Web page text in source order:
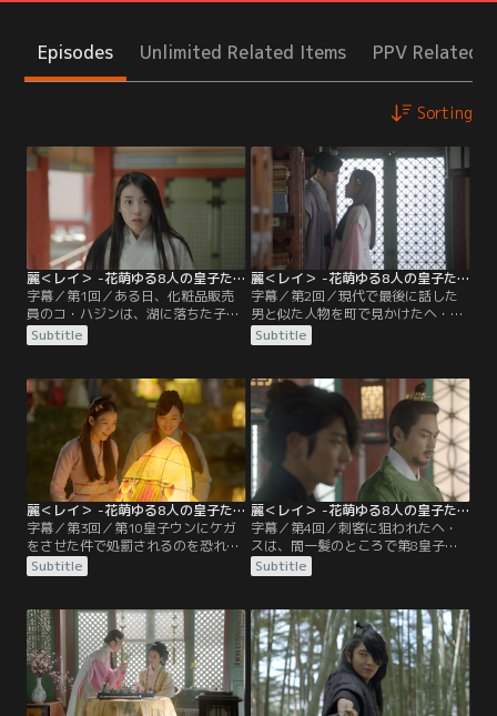
Episodes Unlimited Related Items PPV Related
Sorting
麗＜レイ＞ -花萌ゆる8人の皇子たち- 第01話／字幕
字幕／第1回／ある日、化粧品販売
員のコ・ハジンは、湖に落ちた子供
を助けようとして溺れてしまう。目
を覚ますと、なんとそこは高麗時代
体に乗り移り、高麗皇室の第8皇子
ワン・ウクの屋敷で生活を送ること
に。ヘ・スが記憶喪失になったと聞
いたウクは、戸惑う彼女に優しく手
を差し伸べる。その頃都では…。
Subtitle
麗＜レイ＞ -花萌ゆる8人の皇子たち- 第02話／字幕
字幕／第2回／現代で最後に話した
男と似た人物を町で見かけたヘ・
ス。密かに男の後を追うが、途中で
馬に乗ったソと衝突しそうになり、
とを知らないヘ・スは、彼に対して
猛抗議をするが…。そんな中、ヘ・
スは屋敷で下女チェリョンの着替え
を盗み見る第10皇子ワン・ウンの姿
を目撃。謝りもしないウンに激怒し
たヘ・スは…。
Subtitle
麗＜レイ＞ -花萌ゆる8人の皇子たち- 第03話／字幕
字幕／第3回／第10皇子ウンにケガ
をさせた件で処罰されるのを恐れた
ヘ・スは、現代に戻る方法を探しに
最初にタイムスリップした入浴場へ
た第4皇子ソの素顔を目にし、彼の
怒りを買ってしまう。家に戻った
ヘ・スは、チェリョンからソに関す
る恐ろしい噂を耳にする。そうした
中で迎えた厄払いの儀式当日。皇子
たちが舞を披露するが…。
Subtitle
麗＜レイ＞ -花萌ゆる8人の皇子たち- 第04話／字幕
字幕／第4回／刺客に狙われたヘ・
スは、間一髪のところで第8皇子ウ
クに助けられ命拾いをする。ヘ・ス
は心優しく紳士的なウクに惹かれて
き始めていた。そんな矢先、第10皇
子ウンがヘ・スの元を訪れ、皇子で
ある自分に臆せず意見する姿に惹か
れたとヘ・スに対する想いを告白す
るが…！？
Subtitle